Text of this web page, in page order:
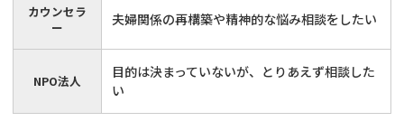
カウンセラ
ー
夫婦関係の再構築や精神的な悩み相談をしたい
NPO法人
目的は決まっていないが、とりあえず相談した
い